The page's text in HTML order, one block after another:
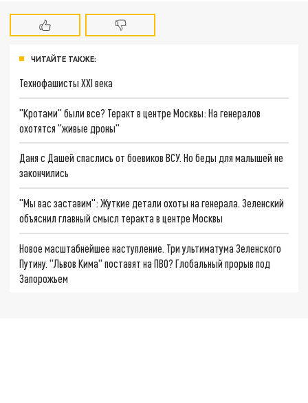
ЧИТАЙТЕ ТАКЖЕ:
Технофашисты XXI века
"Кротами" были все? Теракт в центре Москвы: На генералов
охотятся "живые дроны"
Даня с Дашей спаслись от боевиков ВСУ. Но беды для малышей не
закончились
"Мы вас заставим": Жуткие детали охоты на генерала. Зеленский
объяснил главный смысл теракта в центре Москвы
Новое масштабнейшее наступление. Три ультиматума Зеленского
Путину. "Львов Кима" поставят на ПВО? Глобальный прорыв под
Запорожьем